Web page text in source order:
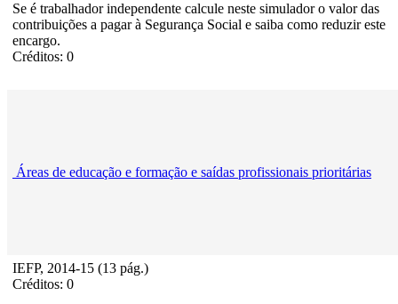
Se é trabalhador independente calcule neste simulador o valor das
contribuições a pagar à Segurança Social e saiba como reduzir este
encargo.
Créditos: 0
Áreas de educação e formação e saídas profissionais prioritárias
IEFP, 2014-15 (13 pág.)
Créditos: 0